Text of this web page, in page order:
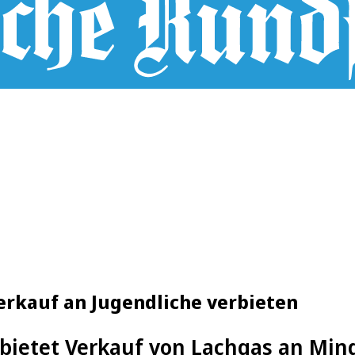
an Jugendliche verbieten
Verkauf von Lachgas an